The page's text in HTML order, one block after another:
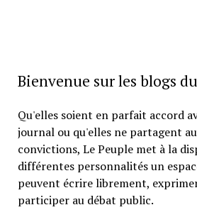
Bienvenue sur les blogs
Qu'elles soient en parfait accord
journal ou qu'elles ne partagent
convictions, Le Peuple met à la
différentes personnalités un
peuvent écrire librement,
participer au débat public.